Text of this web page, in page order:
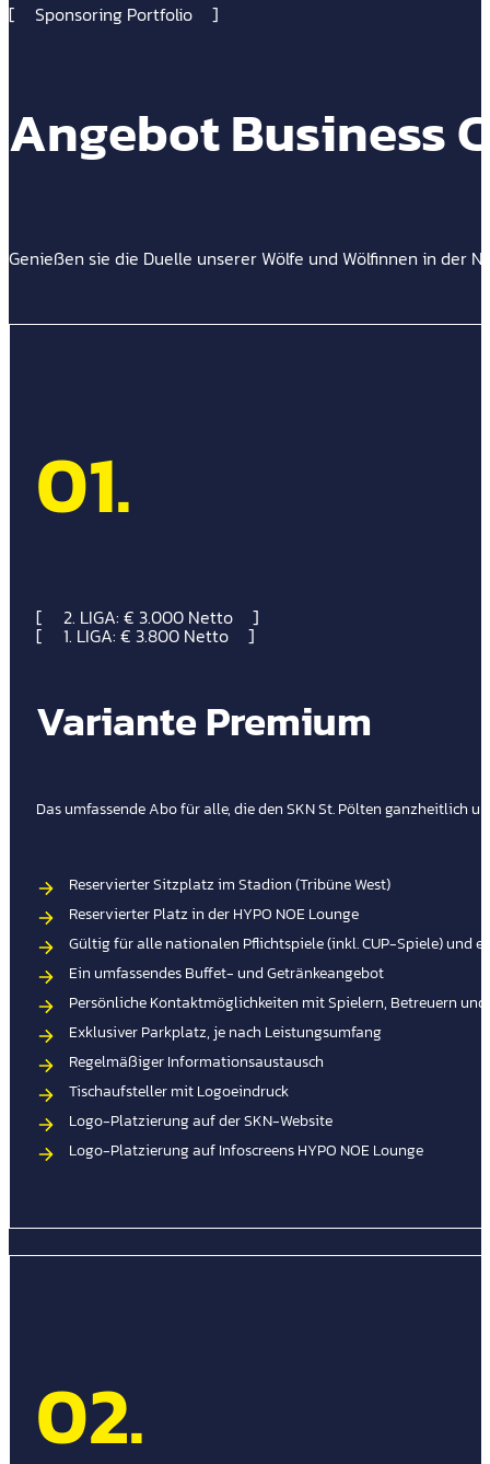
Sponsoring Portfolio
Angebot Business
Genießen sie die Duelle unserer Wölfe und Wölfinnen in der
01.
2. LIGA: € 3.000 Netto
1. LIGA: € 3.800 Netto
Variante Premium
Das umfassende Abo für alle, die den SKN St. Pölten ganzheitlich
Reservierter Sitzplatz im Stadion (Tribüne West)
Reservierter Platz in der HYPO NOE Lounge
Gültig für alle nationalen Pflichtspiele (inkl. CUP-Spiele) und
Ein umfassendes Buffet- und Getränkeangebot
Persönliche Kontaktmöglichkeiten mit Spielern, Betreuern
Exklusiver Parkplatz, je nach Leistungsumfang
Regelmäßiger Informationsaustausch
Tischaufsteller mit Logoeindruck
Logo-Platzierung auf der SKN-Website
Logo-Platzierung auf Infoscreens HYPO NOE Lounge
02.